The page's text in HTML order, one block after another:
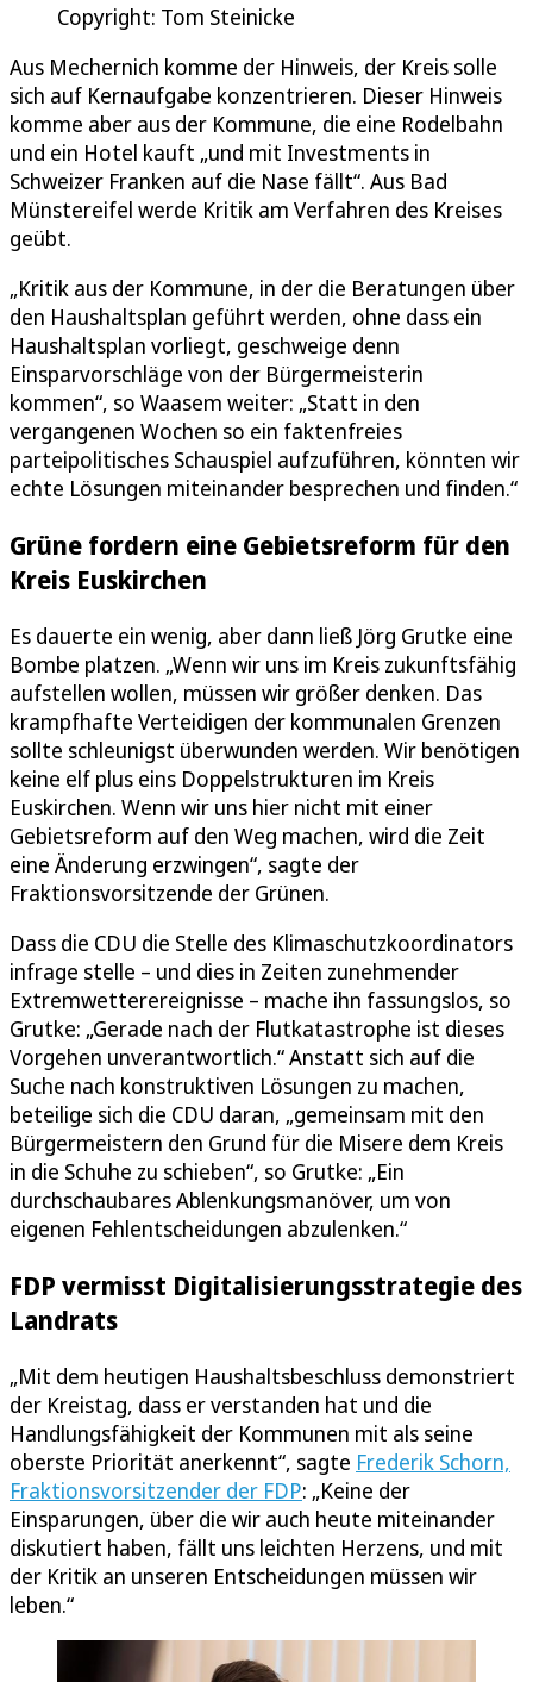
Copyright: Tom Steinicke
Aus Mechernich komme der Hinweis, der Kreis solle
sich auf Kernaufgabe konzentrieren. Dieser Hinweis
komme aber aus der Kommune, die eine Rodelbahn
und ein Hotel kauft „und mit Investments in
Schweizer Franken auf die Nase fällt“. Aus Bad
Münstereifel werde Kritik am Verfahren des Kreises
geübt.
„Kritik aus der Kommune, in der die Beratungen über
den Haushaltsplan geführt werden, ohne dass ein
Haushaltsplan vorliegt, geschweige denn
Einsparvorschläge von der Bürgermeisterin
kommen“, so Waasem weiter: „Statt in den
vergangenen Wochen so ein faktenfreies
parteipolitisches Schauspiel aufzuführen, könnten wir
echte Lösungen miteinander besprechen und finden.“
Grüne fordern eine Gebietsreform für den
Kreis Euskirchen
Es dauerte ein wenig, aber dann ließ Jörg Grutke eine
Bombe platzen. „Wenn wir uns im Kreis zukunftsfähig
aufstellen wollen, müssen wir größer denken. Das
krampfhafte Verteidigen der kommunalen Grenzen
sollte schleunigst überwunden werden. Wir benötigen
keine elf plus eins Doppelstrukturen im Kreis
Euskirchen. Wenn wir uns hier nicht mit einer
Gebietsreform auf den Weg machen, wird die Zeit
eine Änderung erzwingen“, sagte der
Fraktionsvorsitzende der Grünen.
Dass die CDU die Stelle des Klimaschutzkoordinators
infrage stelle – und dies in Zeiten zunehmender
Extremwetterereignisse – mache ihn fassungslos, so
Grutke: „Gerade nach der Flutkatastrophe ist dieses
Vorgehen unverantwortlich.“ Anstatt sich auf die
Suche nach konstruktiven Lösungen zu machen,
beteilige sich die CDU daran, „gemeinsam mit den
Bürgermeistern den Grund für die Misere dem Kreis
in die Schuhe zu schieben“, so Grutke: „Ein
durchschaubares Ablenkungsmanöver, um von
eigenen Fehlentscheidungen abzulenken.“
FDP vermisst Digitalisierungsstrategie des
Landrats
„Mit dem heutigen Haushaltsbeschluss demonstriert
der Kreistag, dass er verstanden hat und die
Handlungsfähigkeit der Kommunen mit als seine
oberste Priorität anerkennt“, sagte Frederik Schorn,
Fraktionsvorsitzender der FDP: „Keine der
Einsparungen, über die wir auch heute miteinander
diskutiert haben, fällt uns leichten Herzens, und mit
der Kritik an unseren Entscheidungen müssen wir
leben.“